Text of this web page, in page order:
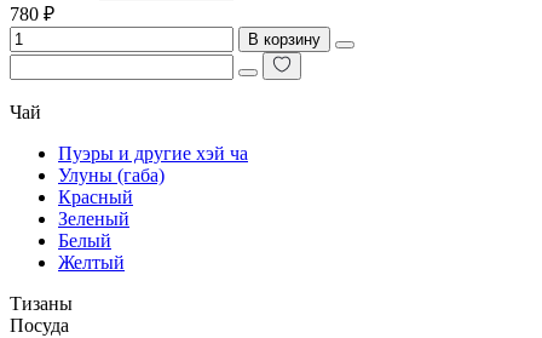
780 ₽
В корзину
Чай
Пуэры и другие хэй ча
Улуны (габа)
Красный
Зеленый
Белый
Желтый
Тизаны
Посуда